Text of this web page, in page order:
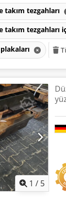
tezgahları
tezgahları
1 / 5